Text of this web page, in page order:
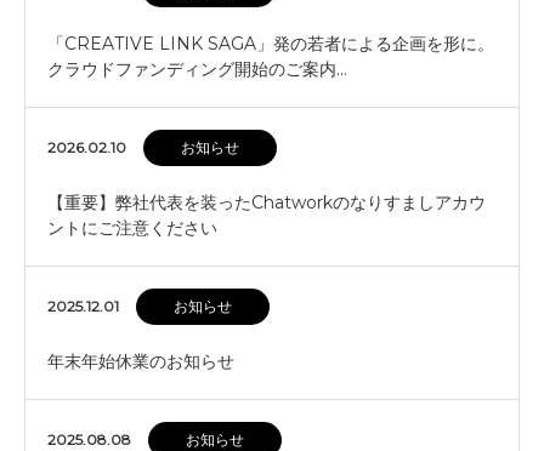
「CREATIVE LINK SAGA」発の若者による企画を形に。
クラウドファンディング開始のご案内…
2026.02.10 お知らせ
【重要】弊社代表を装ったChatworkのなりすましアカウ
ントにご注意ください
2025.12.01 お知らせ
年末年始休業のお知らせ
2025.08.08 お知らせ